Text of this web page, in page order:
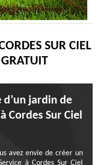
SUR CIEL
jardin de
Cordes Sur Ciel
avez envie de créer un
à Cordes Sur Ciel